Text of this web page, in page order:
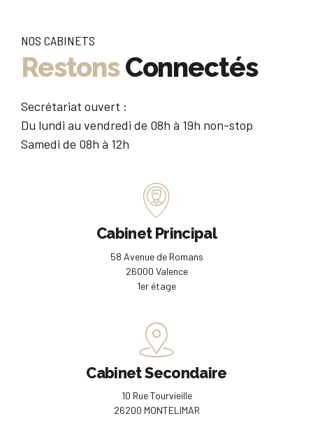
NOS CABINETS
Restons Connectés
Secrétariat ouvert :
Du lundi au vendredi de 08h à 19h non-stop
Samedi de 08h à 12h
Cabinet Principal
58 Avenue de Romans
26000 Valence
1er étage
Cabinet Secondaire
10 Rue Tourvieille
26200 MONTELIMAR